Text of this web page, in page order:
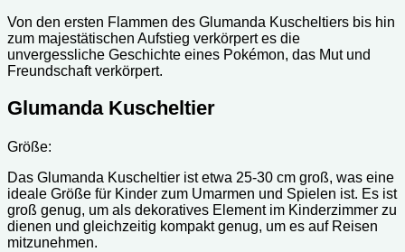
Von den ersten Flammen des Glumanda Kuscheltiers bis hin
zum majestätischen Aufstieg verkörpert es die
unvergessliche Geschichte eines Pokémon, das Mut und
Freundschaft verkörpert.
Glumanda Kuscheltier
Größe:
Das Glumanda Kuscheltier ist etwa 25-30 cm groß, was eine
ideale Größe für Kinder zum Umarmen und Spielen ist. Es ist
groß genug, um als dekoratives Element im Kinderzimmer zu
dienen und gleichzeitig kompakt genug, um es auf Reisen
mitzunehmen.